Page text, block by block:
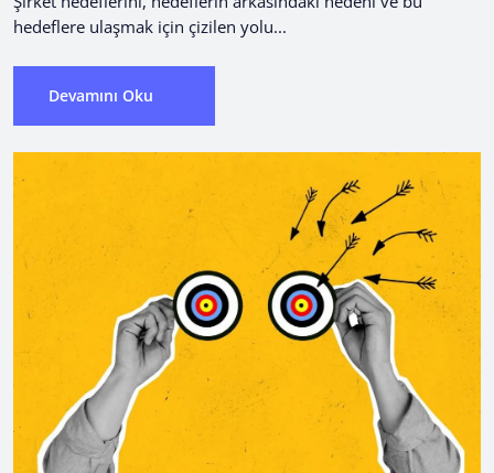
hedeflere ulaşmak için çizilen yolu...
Devamını Oku